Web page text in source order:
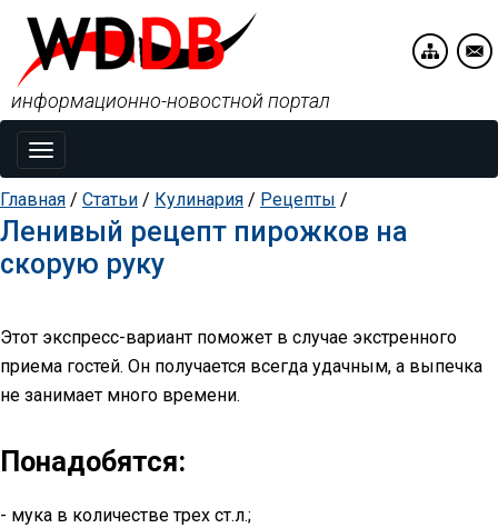
Toggle
navigation
информационно-новостной портал
Главная / Статьи / Кулинария / Рецепты /
Ленивый рецепт пирожков на
скорую руку
Этот экспресс-вариант поможет в случае экстренного
приема гостей. Он получается всегда удачным, а выпечка
не занимает много времени.
Понадобятся:
- мука в количестве трех ст.л.;